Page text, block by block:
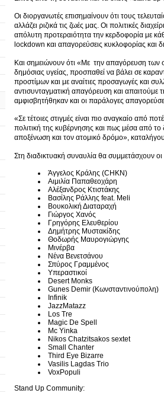
Οι διοργανωτές επισημαίνουν ότι τους
αλλάζει ριζικά τις ζωές μας. Οι πολιτικές
απόλυτη προτεραιότητα την κερδοφορία με
lockdown και απαγορεύσεις κυκλοφορίας και
Και σημειώνουν ότι «Με την απαγόρευση των
δημόσιας υγείας, προσπαθεί να βάλει σε
προστίμων και με αναίτιες προσαγωγές και
αντισυνταγματική απαγόρευση και
αμφισβητήθηκαν και οι παράλογες
«Σε τέτοιες στιγμές είναι πιο αναγκαίο από
πολιτική της κυβέρνησης και πως μέσα από
αποξένωση και τον ατομικό δρόμο»,
Στη διαδικτυακή συναυλία θα συμμετάσχουν οι
Άγγελος Κράλης (CHKN)
Αιμιλία Παπαθεοχάρη
Αλέξανδρος Κτιστάκης
Βασίλης Ράλλης feat. Meli
Βουκολική Διαταραχή
Γιώργος Χανός
Γρηγόρης Ελευθερίου
Δημήτρης Μυστακίδης
Θοδωρής Μαυρογιώργης
Μινέρβα
Νένα Βενετσάνου
Σπύρος Γραμμένος
Υπεραστικοί
Desert Monks
Gunes Demir (Κωνσταντινούπολη)
Infinik
JazzMatazz
Los Tre
Magic De Spell
Mc Yinka
Nikos Chatzitsakos sextet
Small Chanter
Third Eye Bizarre
Vasilis Lagdas Trio
VoxPopuli
Stand Up Community: